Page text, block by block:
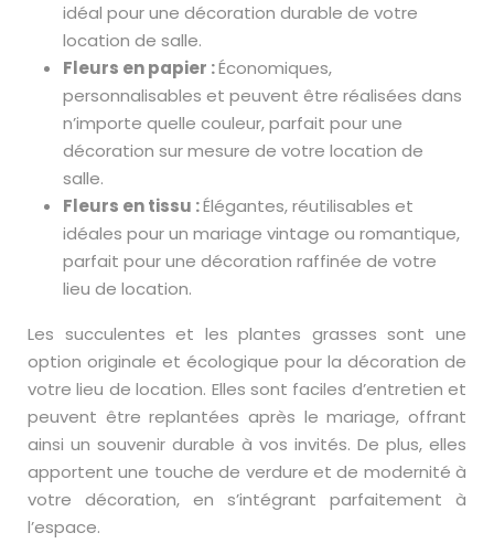
idéal pour une décoration durable de votre
location de salle.
Fleurs en papier :Économiques,
personnalisables et peuvent être réalisées dans
n’importe quelle couleur, parfait pour une
décoration sur mesure de votre location de
salle.
Fleurs en tissu :Élégantes, réutilisables et
idéales pour un mariage vintage ou romantique,
parfait pour une décoration raffinée de votre
lieu de location.
Les succulentes et les plantes grasses sont une
option originale et écologique pour la décoration de
votre lieu de location. Elles sont faciles d’entretien et
peuvent être replantées après le mariage, offrant
ainsi un souvenir durable à vos invités. De plus, elles
apportent une touche de verdure et de modernité à
votre décoration, en s’intégrant parfaitement à
l’espace.